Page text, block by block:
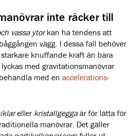
inte räcker till
vassa ytorkan ha tendens att
vägg. I dessa fall behöver
knuffande kraft än bara
med gravitationsmanövrar
med enaccelerations-
eller kristallgeggaär för lätta för
manövrar. Det gäller